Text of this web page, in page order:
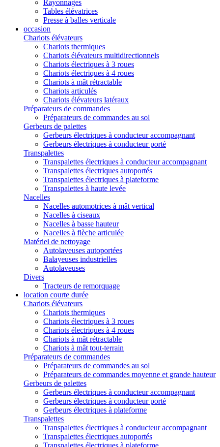
Rayonnages
Tables élévatrices
Presse à balles verticale
occasion
Chariots élévateurs
Chariots thermiques
Chariots élévateurs multidirectionnels
Chariots électriques à 3 roues
Chariots électriques à 4 roues
Chariots à mât rétractable
Chariots articulés
Chariots élévateurs latéraux
Préparateurs de commandes
Préparateurs de commandes au sol
Gerbeurs de palettes
Gerbeurs électriques à conducteur accompagnant
Gerbeurs électriques à conducteur porté
Transpalettes
Transpalettes électriques à conducteur accompagnant
Transpalettes électriques autoportés
Transpalettes électriques à plateforme
Transpalettes à haute levée
Nacelles
Nacelles automotrices à mât vertical
Nacelles à ciseaux
Nacelles à basse hauteur
Nacelles à flèche articulée
Matériel de nettoyage
Autolaveuses autoportées
Balayeuses industrielles
Autolaveuses
Divers
Tracteurs de remorquage
location courte durée
Chariots élévateurs
Chariots thermiques
Chariots électriques à 3 roues
Chariots électriques à 4 roues
Chariots à mât rétractable
Chariots à mât tout-terrain
Préparateurs de commandes
Préparateurs de commandes au sol
Préparateurs de commandes moyenne et grande hauteur
Gerbeurs de palettes
Gerbeurs électriques à conducteur accompagnant
Gerbeurs électriques à conducteur porté
Gerbeurs électriques à plateforme
Transpalettes
Transpalettes électriques à conducteur accompagnant
Transpalettes électriques autoportés
Transpalettes électriques à plateforme